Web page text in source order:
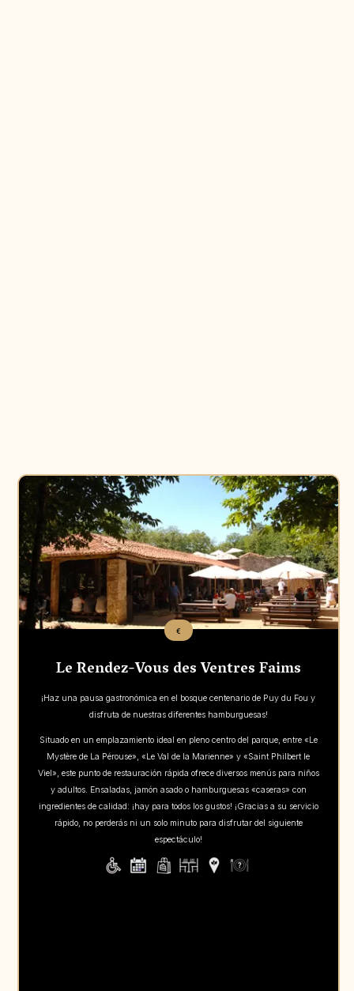
Aperçu
€
Le Rendez-Vous des Ventres Faims
¡Haz una pausa gastronómica en el bosque centenario de Puy du Fou y
disfruta de nuestras diferentes hamburguesas!
Situado en un emplazamiento ideal en pleno centro del parque, entre «Le
Mystère de La Pérouse», «Le Val de la Marienne» y «Saint Philbert le
Viel», este punto de restauración rápida ofrece diversos menús para niños
y adultos. Ensaladas, jamón asado o hamburguesas «caseras» con
ingredientes de calidad: ¡hay para todos los gustos! ¡Gracias a su servicio
rápido, no perderás ni un solo minuto para disfrutar del siguiente
espectáculo!